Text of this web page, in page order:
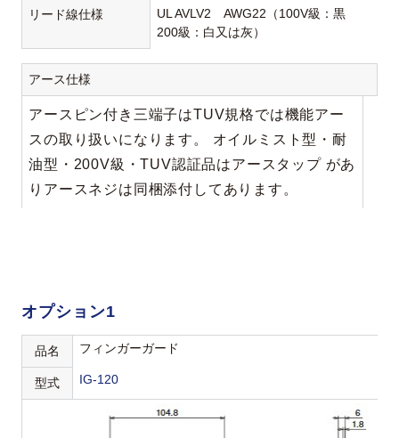
リード線仕様
UL AVLV2 AWG22（100V級：黒
200級：白又は灰）
アース仕様
アースピン付き三端子はTUV規格では機能アー
スの取り扱いになります。 オイルミスト型・耐
油型・200V級・TUV認証品はアースタップ があ
りアースネジは同梱添付してあります。
オプション1
品名 フィンガーガード
型式 IG-120